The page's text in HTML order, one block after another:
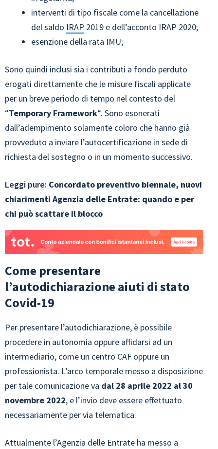
interventi di tipo fiscale come la cancellazione
del saldo IRAP 2019 e dell’acconto IRAP 2020;
esenzione della rata IMU;
Sono quindi inclusi sia i contributi a fondo perduto
erogati direttamente che le misure fiscali applicate
per un breve periodo di tempo nel contesto del
“Temporary Framework“. Sono esonerati
dall’adempimento solamente coloro che hanno già
provveduto a inviare l’autocertificazione in sede di
richiesta del sostegno o in un momento successivo.
Leggi pure: Concordato preventivo biennale, nuovi
chiarimenti Agenzia delle Entrate: quando e per
chi può scattare il blocco
Come presentare
l’autodichiarazione aiuti di stato
Covid-19
Per presentare l’autodichiarazione, è possibile
procedere in autonomia oppure affidarsi ad un
intermediario, come un centro CAF oppure un
professionista. L’arco temporale messo a disposizione
per tale comunicazione va dal 28 aprile 2022 al 30
novembre 2022, e l’invio deve essere effettuato
necessariamente per via telematica.
Attualmente l’Agenzia delle Entrate ha messo a